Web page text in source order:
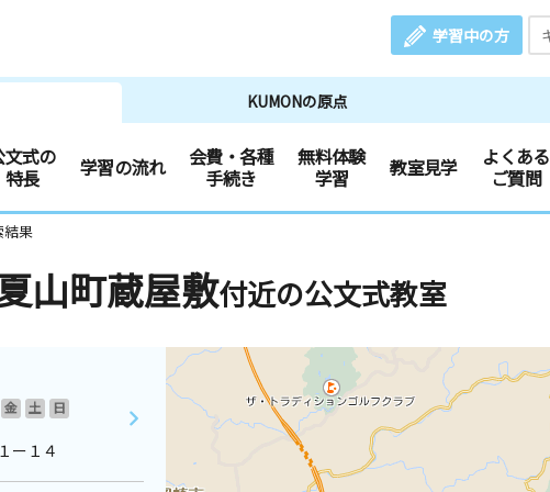
学習中の方
KUMONの原点
文式の
特長
学習の流れ
会費・各種
手続き
無料体験
学習
教室見学
よくある
ご質問
結果
山町蔵屋敷付近の公文式教室
金 土
日
ー１４